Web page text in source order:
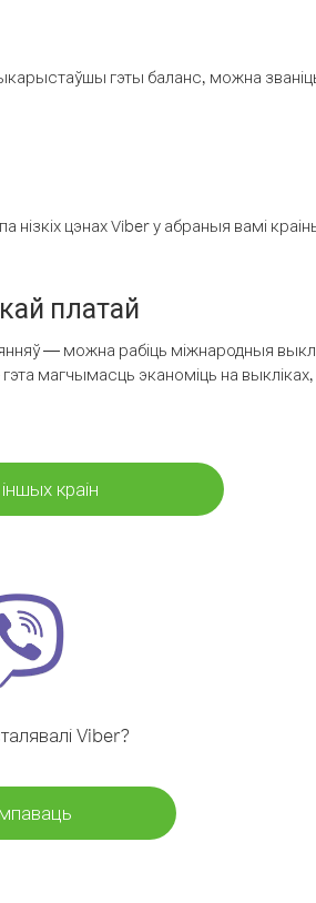
гэты баланс, можна
цэнах Viber у абраныя вамі
платай
— можна рабіць міжнародныя
магчымасць эканоміць на
краін
Viber?